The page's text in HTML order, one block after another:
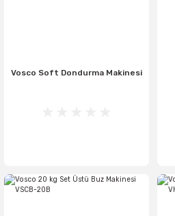
Vosco Soft Dondurma Makinesi